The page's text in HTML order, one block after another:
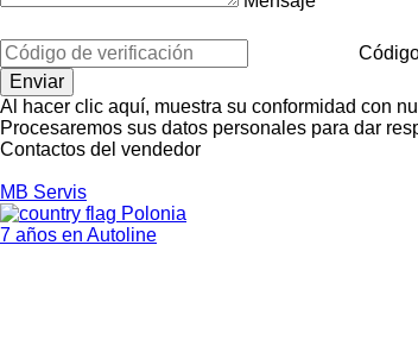
Al hacer clic aquí, muestra su conformidad con
Procesaremos sus datos personales para dar
Contactos del vendedor
MB Servis
Polonia
7 años en Autoline